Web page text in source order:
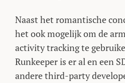
Naast het romantische
het ook mogelijk om de
activity tracking te
Runkeeper is er al en een
andere third-party